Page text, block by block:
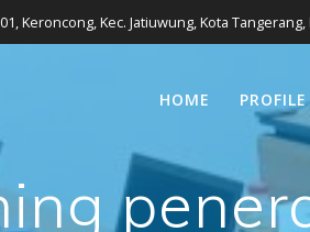
Keroncong, Kec. Jatiuwung, Kota
HOME PROFILE